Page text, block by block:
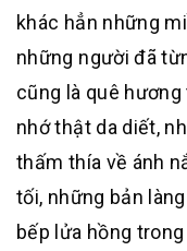
khác hẳn những
những người đã
cũng là quê
nhớ thật da diết,
thấm thía về ánh
tối, những bản
bếp lửa hồng